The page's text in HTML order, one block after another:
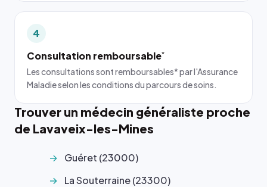
4
Consultation remboursable*
Les consultations sont remboursables* par l'Assurance
Maladie selon les conditions du parcours de soins.
Trouver un médecin généraliste proche
de Lavaveix-les-Mines
Guéret (23000)
La Souterraine (23300)